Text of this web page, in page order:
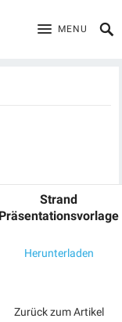
MENU
Strand
Präsentationsvorlage
Herunterladen
Zurück zum Artikel